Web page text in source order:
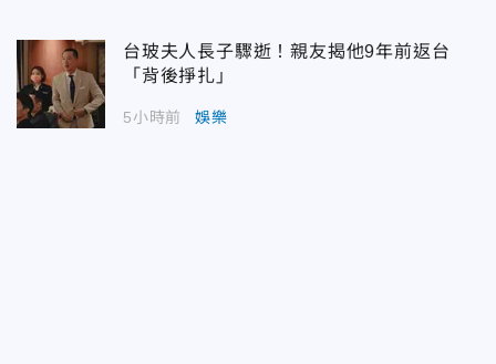
台玻夫人長子驟逝！親友揭他9年前返台
「背後掙扎」
5小時前 娛樂